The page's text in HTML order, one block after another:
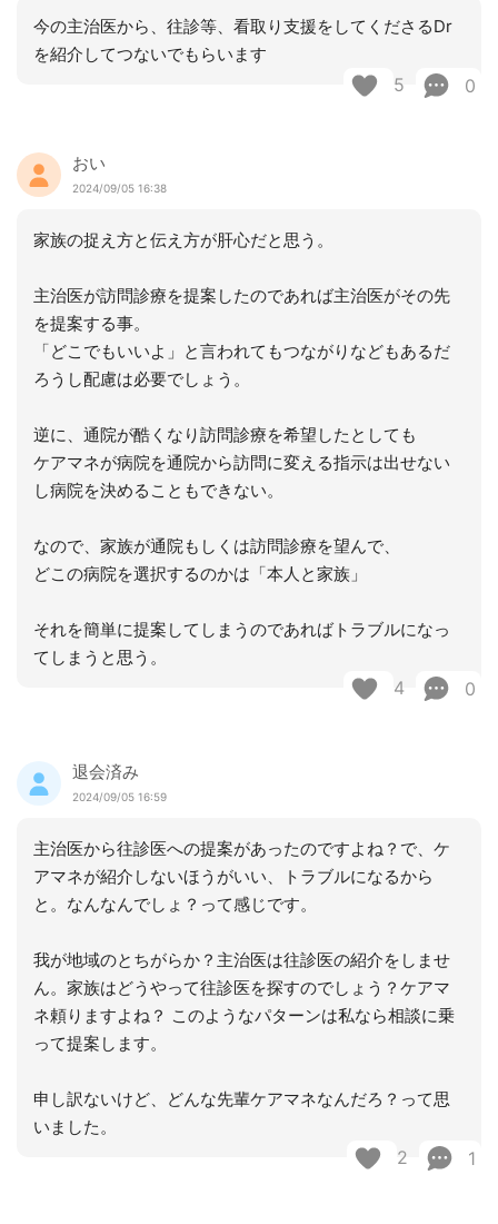
今の主治医から、往診等、看取り支援をしてくださるDr
を紹介してつないでもらいます
5 0
おい
2024/09/05 16:38
家族の捉え方と伝え方が肝心だと思う。
主治医が訪問診療を提案したのであれば主治医がその先
を提案する事。
「どこでもいいよ」と言われてもつながりなどもあるだ
ろうし配慮は必要でしょう。
逆に、通院が酷くなり訪問診療を希望したとしても
ケアマネが病院を通院から訪問に変える指示は出せない
し病院を決めることもできない。
なので、家族が通院もしくは訪問診療を望んで、
どこの病院を選択するのかは「本人と家族」
それを簡単に提案してしまうのであればトラブルになっ
てしまうと思う。
4 0
退会済み
2024/09/05 16:59
主治医から往診医への提案があったのですよね？で、ケ
アマネが紹介しないほうがいい、トラブルになるから
と。なんなんでしょ？って感じです。
我が地域のとちがらか？主治医は往診医の紹介をしませ
ん。家族はどうやって往診医を探すのでしょう？ケアマ
ネ頼りますよね？ このようなパターンは私なら相談に乗
って提案します。
申し訳ないけど、どんな先輩ケアマネなんだろ？って思
いました。
2 1